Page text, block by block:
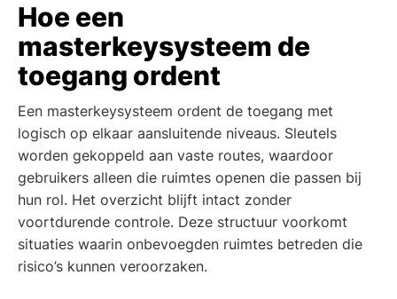
Hoe een
masterkeysysteem de
toegang ordent
Een masterkeysysteem ordent de toegang met
logisch op elkaar aansluitende niveaus. Sleutels
worden gekoppeld aan vaste routes, waardoor
gebruikers alleen die ruimtes openen die passen bij
hun rol. Het overzicht blijft intact zonder
voortdurende controle. Deze structuur voorkomt
situaties waarin onbevoegden ruimtes betreden die
risico’s kunnen veroorzaken.